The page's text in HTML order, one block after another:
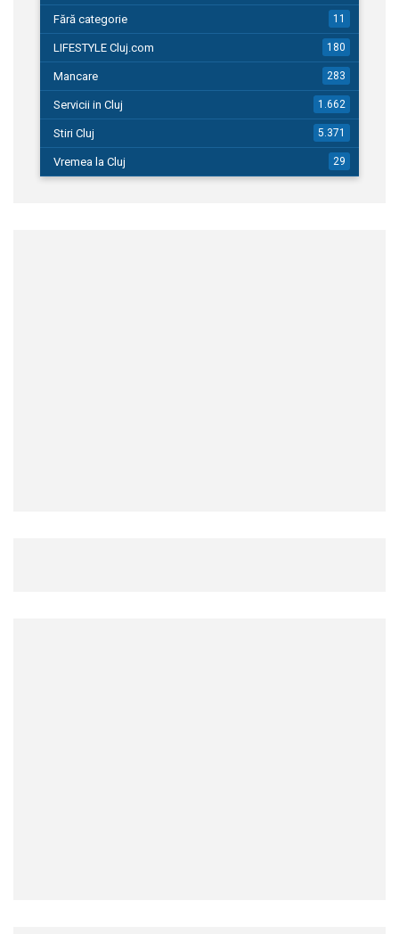
Fără categorie 11
LIFESTYLE Cluj.com 180
Mancare 283
Servicii in Cluj 1.662
Stiri Cluj 5.371
Vremea la Cluj 29